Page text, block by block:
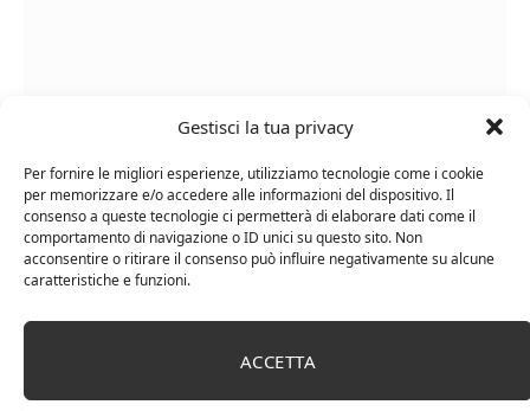
Gestisci la tua privacy
Per fornire le migliori esperienze, utilizziamo tecnologie come i cookie
per memorizzare e/o accedere alle informazioni del dispositivo. Il
consenso a queste tecnologie ci permetterà di elaborare dati come il
comportamento di navigazione o ID unici su questo sito. Non
acconsentire o ritirare il consenso può influire negativamente su alcune
caratteristiche e funzioni.
ACCETTA
Ti occupi della produzione e vendita di vini, spumanti,
liquori distillati?